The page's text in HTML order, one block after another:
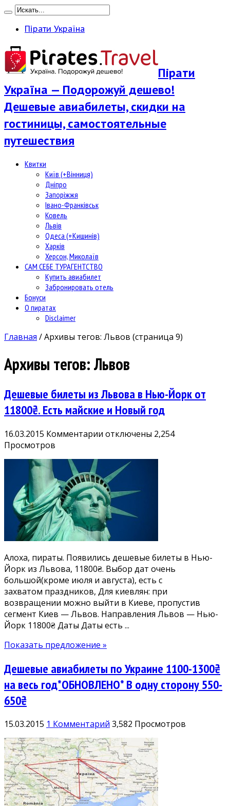
Пірати Україна
Пірати
Україна — Подорожуй дешево!
Дешевые авиабилеты, скидки на
гостиницы, самостоятельные
путешествия
Квитки
Київ (+Вінниця)
Дніпро
Запоріжжя
Івано-Франківськ
Ковель
Львів
Одеса (+Кишинів)
Харків
Херсон, Миколаїв
САМ СЕБЕ ТУРАГЕНТСТВО
Купить авиабилет
Забронировать отель
Бонуси
О пиратах
Disclaimer
Главная /Архивы тегов: Львов (страница 9)
Архивы тегов:Львов
Дешевые билеты из Львова в Нью-Йорк от
11800₴. Есть майские и Новый год
16.03.2015 Комментарии к
билеты
из
Львова
в
Нью-
Йорк
от
Есть
майские
и
Новый
год
отключены 2,254
Просмотров
Алоха, пираты. Появились дешевые билеты в Нью-
Йорк из Львова, 11800₴. Выбор дат очень
большой(кроме июля и августа), есть с
захватом праздников, Для киевлян: при
возвращении можно выйти в Киеве, пропустив
сегмент Киев — Львов. Направления Львов — Нью-
Йорк 11800₴ Даты Даты есть ...
Показать предложение »
Дешевые авиабилеты по Украине 1100-1300₴
на весь год*ОБНОВЛЕНО* В одну сторону 550-
650₴
15.03.2015 1 Комментарий 3,582 Просмотров